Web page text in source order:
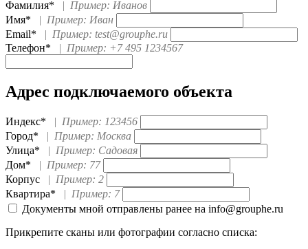
Фамилия*
| Пример: Иванов
Имя*
| Пример: Иван
Email*
| Пример: test@grouphe.ru
Телефон*
| Пример: +7 495 1234567
Адрес подключаемого объекта
Индекс* | Пример: 123456
Город*
| Пример: Москва
Улица*
| Пример: Садовая
Дом*
| Пример: 77
Корпус
| Пример: 2
Квартира*
| Пример: 7
Документы мной отправлены ранее на info@grouphe.ru
Прикрепите сканы или фотографии согласно списка: